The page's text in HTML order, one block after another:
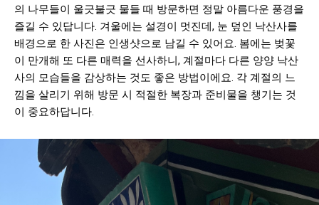
의 나무들이 울긋불긋 물들 때 방문하면 정말 아름다운 풍경을
즐길 수 있답니다. 겨울에는 설경이 멋진데, 눈 덮인 낙산사를
배경으로 한 사진은 인생샷으로 남길 수 있어요. 봄에는 벚꽃
이 만개해 또 다른 매력을 선사하니, 계절마다 다른 양양 낙산
사의 모습들을 감상하는 것도 좋은 방법이에요. 각 계절의 느
낌을 살리기 위해 방문 시 적절한 복장과 준비물을 챙기는 것
이 중요하답니다.